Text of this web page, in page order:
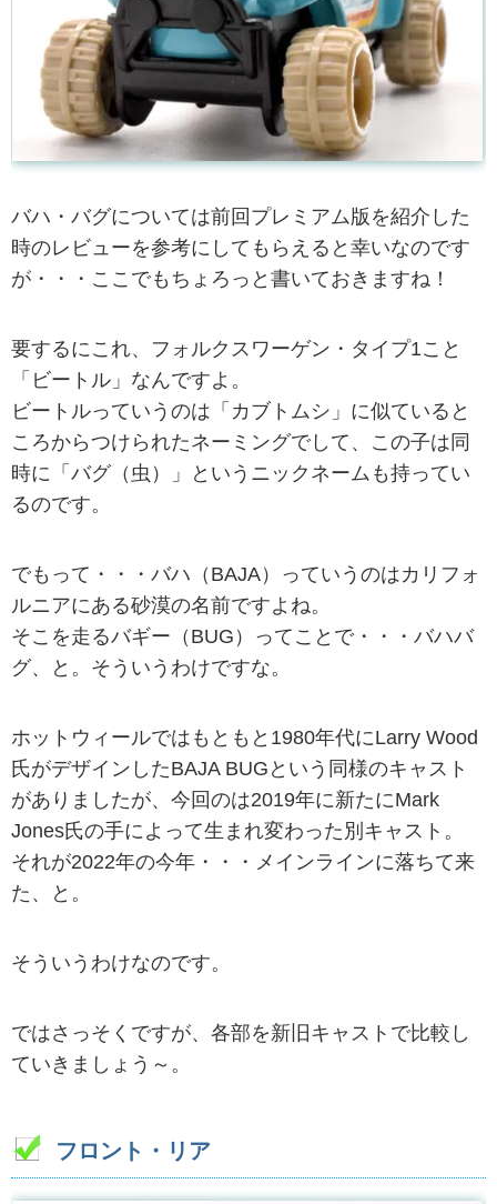
バハ・バグについては前回プレミアム版を紹介した
時のレビューを参考にしてもらえると幸いなのです
が・・・ここでもちょろっと書いておきますね！
要するにこれ、フォルクスワーゲン・タイプ1こと
「ビートル」なんですよ。
ビートルっていうのは「カブトムシ」に似ていると
ころからつけられたネーミングでして、この子は同
時に「バグ（虫）」というニックネームも持ってい
るのです。
でもって・・・バハ（BAJA）っていうのはカリフォ
ルニアにある砂漠の名前ですよね。
そこを走るバギー（BUG）ってことで・・・バハバ
グ、と。そういうわけですな。
ホットウィールではもともと1980年代にLarry Wood
氏がデザインしたBAJA BUGという同様のキャスト
がありましたが、今回のは2019年に新たにMark
Jones氏の手によって生まれ変わった別キャスト。
それが2022年の今年・・・メインラインに落ちて来
た、と。
そういうわけなのです。
ではさっそくですが、各部を新旧キャストで比較し
ていきましょう～。
フロント・リア